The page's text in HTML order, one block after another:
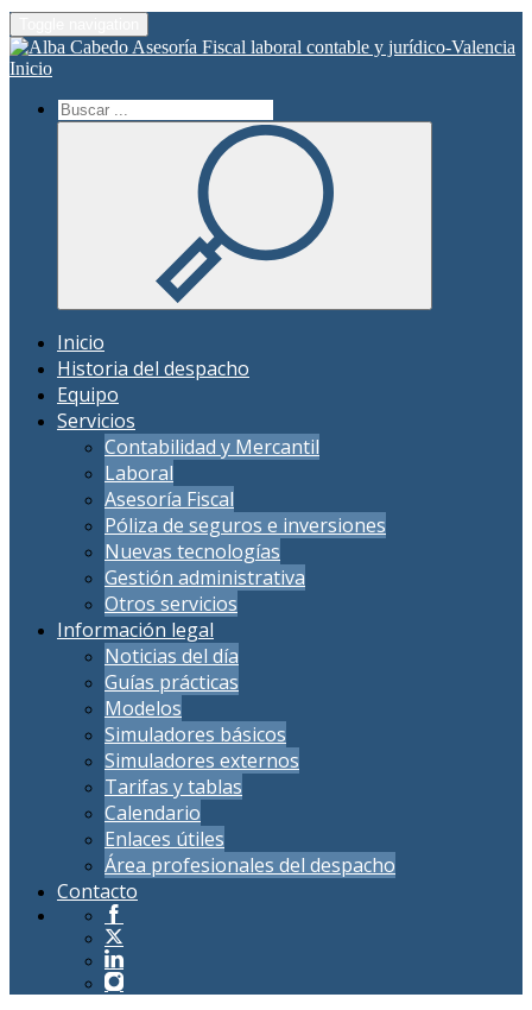
Inicio
Inicio
Historia del despacho
Equipo
Servicios
Contabilidad y Mercantil
Laboral
Asesoría Fiscal
Póliza de seguros e inversiones
Nuevas tecnologías
Gestión administrativa
Otros servicios
Información legal
Noticias del día
Guías prácticas
Modelos
Simuladores básicos
Simuladores externos
Tarifas y tablas
Calendario
Enlaces útiles
Área profesionales del despacho
Contacto